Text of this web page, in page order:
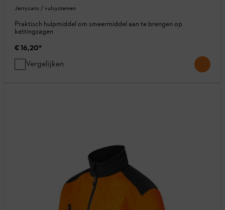
Jerrycans / vulsystemen
Praktisch hulpmiddel om smeermiddel aan te brengen op
kettingzagen
€ 16,20*
Vergelijken